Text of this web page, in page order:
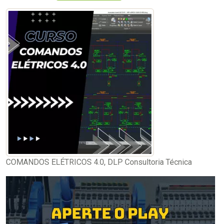
COMANDOS ELÉTRICOS 4.0, DLP Consultoria Técnica